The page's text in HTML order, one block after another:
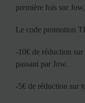
première fois sur
Le code promotion
-10€ de réduction
passant par Jow.
-5€ de réduction sur